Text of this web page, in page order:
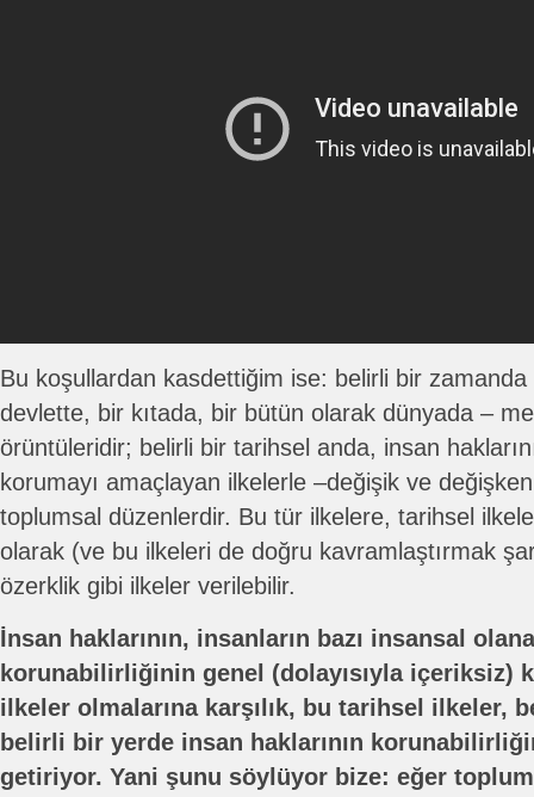
Bu koşullardan kasdettiğim ise: belirli bir
devlette, bir kıtada, bir bütün olarak dünyada –
örüntüleridir; belirli bir tarihsel anda, insan
korumayı amaçlayan ilkelerle –değişik ve
toplumsal düzenlerdir. Bu tür ilkelere, tarihsel
olarak (ve bu ilkeleri de doğru kavramlaştırmak
özerklik gibi ilkeler verilebilir.
İnsan haklarının, insanların bazı insansal
korunabilirliğinin genel (dolayısıyla içeriksiz)
ilkeler olmalarına karşılık, bu tarihsel ilkeler,
belirli bir yerde insan haklarının
getiriyor. Yani şunu söylüyor bize: eğer